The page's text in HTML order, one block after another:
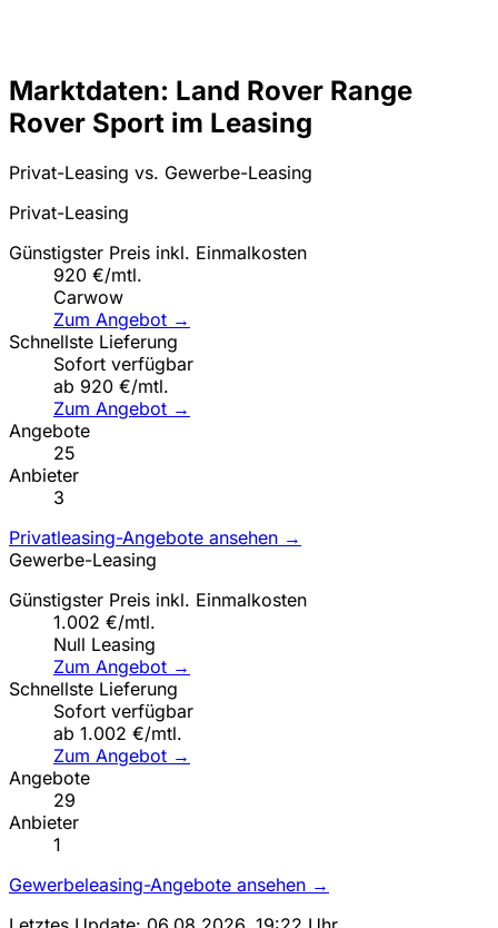
Marktdaten: Land Rover Range
Rover Sport im Leasing
Privat-Leasing vs. Gewerbe-Leasing
Privat-Leasing
Günstigster Preis inkl. Einmalkosten
920 €/mtl.
Carwow
Zum Angebot →
Schnellste Lieferung
Sofort verfügbar
ab 920 €/mtl.
Zum Angebot →
Angebote
25
Anbieter
3
Privatleasing-Angebote ansehen →
Gewerbe-Leasing
Günstigster Preis inkl. Einmalkosten
1.002 €/mtl.
Null Leasing
Zum Angebot →
Schnellste Lieferung
Sofort verfügbar
ab 1.002 €/mtl.
Zum Angebot →
Angebote
29
Anbieter
1
Gewerbeleasing-Angebote ansehen →